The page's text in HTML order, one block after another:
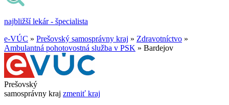
najbližší lekár - špecialista
e-VÚC » Prešovský samosprávny kraj » Zdravotníctvo »
Ambulantná pohotovostná služba v PSK » Bardejov
Prešovský
samosprávny kraj zmeniť kraj